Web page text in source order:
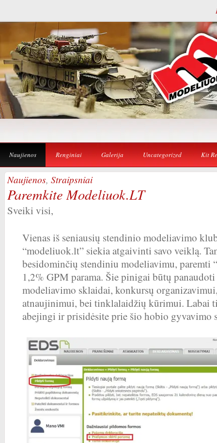
Naujienos Renginiai Galerija Uncategorized Kit
Naujienos, Straipsniai
Paremkite Modeliuok.LT
Sveiki visi,
Vienas iš seniausių stendinio modeliavimo
“modeliuok.lt” siekia atgaivinti savo veiklą.
besidominčių stendiniu modeliavimu, paremti
1,2% GPM parama. Šie pinigai būtų
modeliavimo sklaidai, konkursų
atnaujinimui, bei tinklalaidžių kūrimui. Labai
abejingi ir prisidėsite prie šio hobio gyvavimo